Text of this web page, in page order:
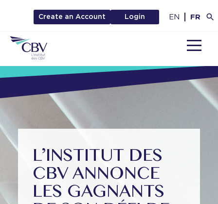
Create an Account Login EN FR
L’INSTITUT DES
CBV ANNONCE
LES GAGNANTS